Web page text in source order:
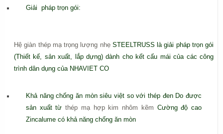
Giải pháp trọn gói:
Hệ giàn thép mạ trọng lượng nhẹSTEELTRUSS là giải pháp trọn gói
(Thiết kế, sản xuất, lắp dựng) dành cho kết cấu mái của các công
trình dân dụng của NHAVIET CO
Khả năng chống ăn mòn siêu việt so với thép đen Do được
sản xuất từthép mạ hợp kim nhôm kẽm Cường độ cao
Zincalume có khả năng chống ăn mòn